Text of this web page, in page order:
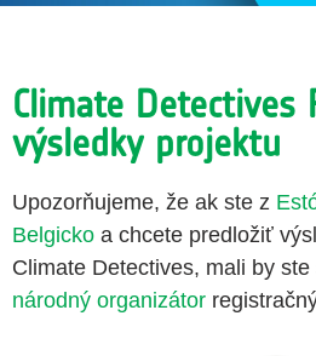
Climate Detectives
výsledky projektu
Upozorňujeme, že ak ste z
Belgicko a chcete predložiť
Climate Detectives, mali by
národný organizátor